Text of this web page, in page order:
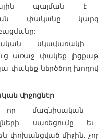
պայման է
փականը
սկավառակի
առաջ փակեք
փակեք ներծծող
միջոցներ
մագնիսական
սառեցումը
փոխանցված միջին,